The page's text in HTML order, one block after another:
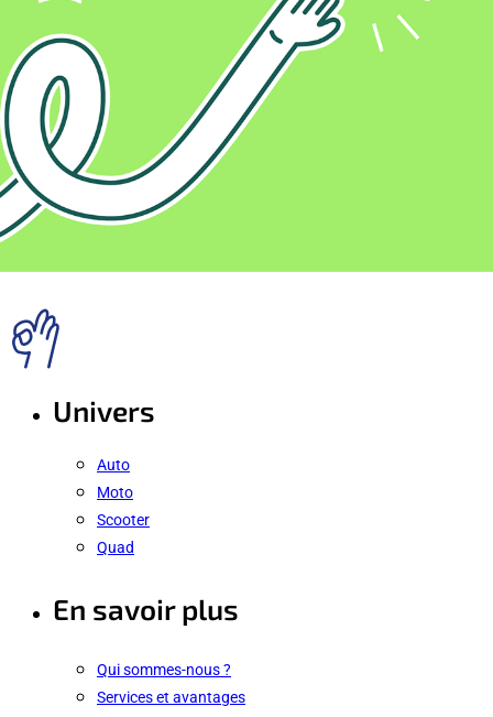
Univers
Auto
Moto
Scooter
Quad
En savoir plus
Qui sommes-nous ?
Services et avantages